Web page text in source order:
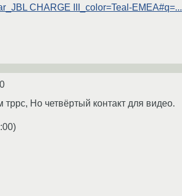
CHARGE III_color=Teal-EMEA#q=...
Но четвёртый контакт для видео.
)